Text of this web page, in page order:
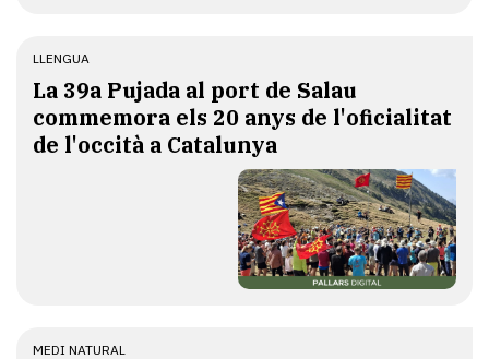
LLENGUA
​La 39a Pujada al port de Salau
commemora els 20 anys de l'oficialitat
de l'occità a Catalunya
MEDI NATURAL